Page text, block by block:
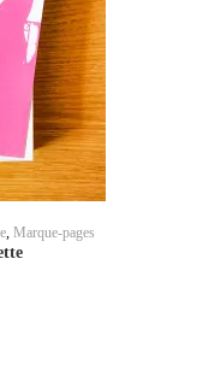
, Marque-pages